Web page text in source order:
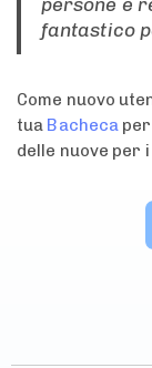
fantastico
Come nuovo
tua Bacheca
delle nuove per